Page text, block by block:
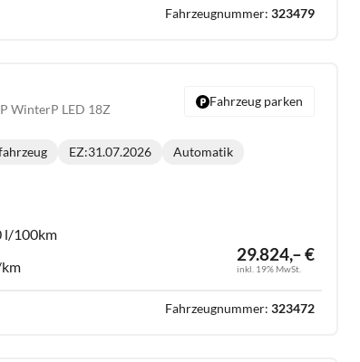
Fahrzeugnummer: 323479
WinterP LED 18Z
29.824,– €
inkl. 19% MwSt.
EZ:31.07.2026
Getriebe:
Automatik
l/100km
Fahrzeug parken
Fahrzeugnummer: 323472